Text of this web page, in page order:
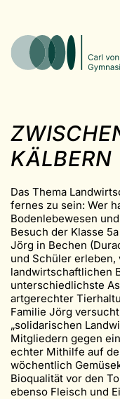
KÄLBERN
Das Thema
fernes zu sein: Wer
Bodenlebewesen
Besuch der Klasse
Jörg in Bechen
und Schüler
landwirtschaftlichen
unterschiedlichste
artgerechter
Familie Jörg
„solidarischen
Mitgliedern gegen
echter Mithilfe auf
wöchentlich
Bioqualität vor den
ebenso Fleisch und